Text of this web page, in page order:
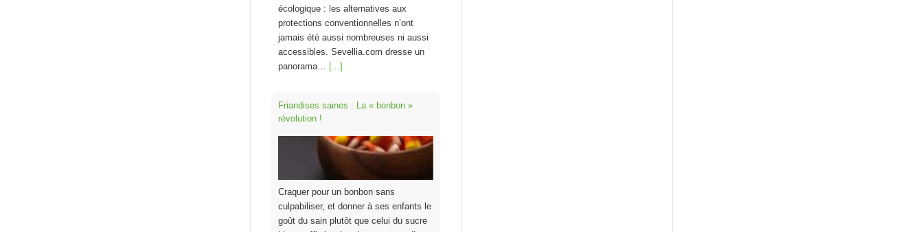
écologique : les alternatives aux
protections conventionnelles n’ont
jamais été aussi nombreuses ni aussi
accessibles. Sevellia.com dresse un
panorama… [...]
Friandises saines : La « bonbon »
révolution !
Craquer pour un bonbon sans
culpabiliser, et donner à ses enfants le
goût du sain plutôt que celui du sucre